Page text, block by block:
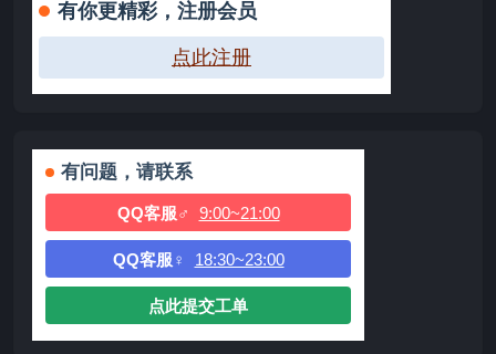
有你更精彩，注册会员
点此注册
有问题，请联系
QQ客服♂ 9:00~21:00
QQ客服♀ 18:30~23:00
点此提交工单